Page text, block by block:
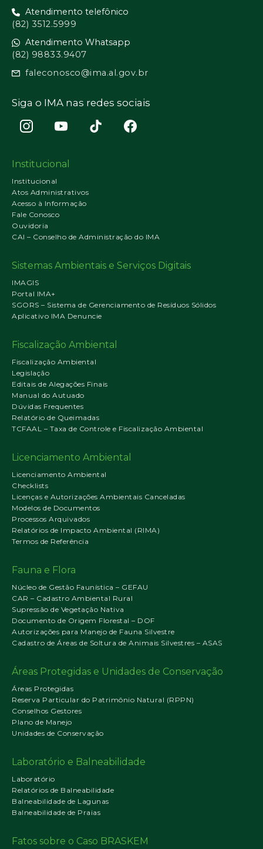
Atendimento telefônico
(82) 3512.5999
Atendimento Whatsapp
(82) 98833.9407
faleconosco@ima.al.gov.br
Siga o IMA nas redes sociais
Institucional
Institucional
Atos Administrativos
Acesso à Informação
Fale Conosco
Ouvidoria
CAI – Conselho de Administração do IMA
Sistemas Ambientais e Serviços Digitais
IMAGIS
Portal IMA+
SGORS – Sistema de Gerenciamento de Resíduos Sólidos
Aplicativo IMA Denuncie
Fiscalização Ambiental
Fiscalização Ambiental
Legislação
Editais de Alegações Finais
Manual do Autuado
Dúvidas Frequentes
Relatório de Queimadas
TCFAAL – Taxa de Controle e Fiscalização Ambiental
Licenciamento Ambiental
Licenciamento Ambiental
Checklists
Licenças e Autorizações Ambientais Canceladas
Modelos de Documentos
Processos Arquivados
Relatórios de Impacto Ambiental (RIMA)
Termos de Referência
Fauna e Flora
Núcleo de Gestão Faunística – GEFAU
CAR – Cadastro Ambiental Rural
Supressão de Vegetação Nativa
Documento de Origem Florestal – DOF
Autorizações para Manejo de Fauna Silvestre
Cadastro de Áreas de Soltura de Animais Silvestres – ASAS
Áreas Protegidas e Unidades de Conservação
Áreas Protegidas
Reserva Particular do Patrimônio Natural (RPPN)
Conselhos Gestores
Plano de Manejo
Unidades de Conservação
Laboratório e Balneabilidade
Laboratório
Relatórios de Balneabilidade
Balneabilidade de Lagunas
Balneabilidade de Praias
Fatos sobre o Caso BRASKEM